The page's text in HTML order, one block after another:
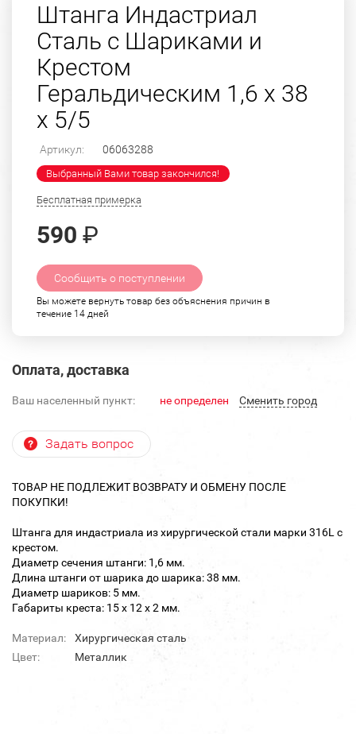
Штанга Индастриал
Сталь с Шариками и
Крестом
Геральдическим 1,6 х 38
х 5/5
Артикул: 06063288
Выбранный Вами товар закончился!
Бесплатная примерка
590 ₽
Сообщить о поступлении
Вы можете вернуть товар без объяснения причин в
течение 14 дней
Оплата, доставка
Ваш населенный пункт: не определен Cменить город
Задать вопрос
ТОВАР НЕ ПОДЛЕЖИТ ВОЗВРАТУ И ОБМЕНУ ПОСЛЕ
ПОКУПКИ!
Штанга для индастриала из хирургической стали марки 316L с
крестом.
Диаметр сечения штанги: 1,6 мм.
Длина штанги от шарика до шарика: 38 мм.
Диаметр шариков: 5 мм.
Габариты креста: 15 х 12 х 2 мм.
Материал:
Хирургическая сталь
Цвет:
Металлик